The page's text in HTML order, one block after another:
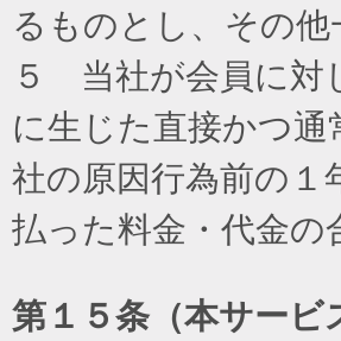
るものとし、その
５ 当社が会員に対
に生じた直接かつ
社の原因行為前の１
払った料金・代金の
第１５条（本サービ